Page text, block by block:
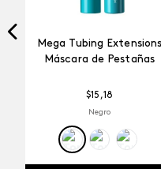
Mega Tubing Extensions
Máscara de Pestañas
$15 ,18
Negro